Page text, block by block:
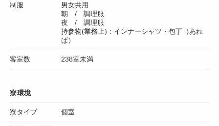
制服
男女共用
朝 / 調理服
夜 / 調理服
持参物(業務上)：インナーシャツ・包丁（あれ
ば）
客室数 238室未満
寮環境
寮タイプ 個室